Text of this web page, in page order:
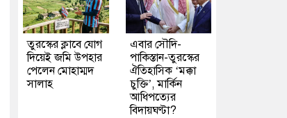
তুরস্কের ক্লাবে যোগ
দিয়েই জমি উপহার
পেলেন মোহাম্মদ
সালাহ
এবার সৌদি-
পাকিস্তান-তুরস্কের
ঐতিহাসিক ‘মক্কা
চুক্তি’, মার্কিন
আধিপত্যের
বিদায়ঘণ্টা?